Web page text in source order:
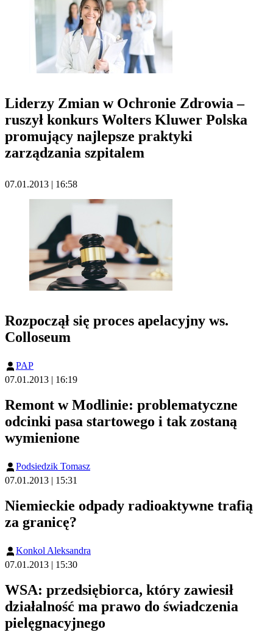
Liderzy Zmian w Ochronie Zdrowia –
ruszył konkurs Wolters Kluwer Polska
promujący najlepsze praktyki
zarządzania szpitalem
07.01.2013 | 16:58
Rozpoczął się proces apelacyjny ws.
Colloseum
PAP
07.01.2013 | 16:19
Remont w Modlinie: problematyczne
odcinki pasa startowego i tak zostaną
wymienione
Podsiedzik Tomasz
07.01.2013 | 15:31
Niemieckie odpady radioaktywne trafią
za granicę?
Konkol Aleksandra
07.01.2013 | 15:30
WSA: przedsiębiorca, który zawiesił
działalność ma prawo do świadczenia
pielęgnacyjnego